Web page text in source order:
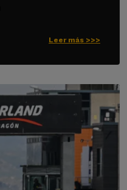
Leer más >>>